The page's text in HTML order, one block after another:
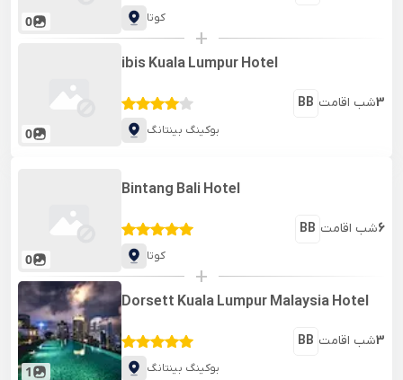
0 کوتا
+
0
ibis Kuala Lumpur Hotel
BB شب اقامت3
بوکینگ بینتانگ
0
Bintang Bali Hotel
BB شب اقامت6
کوتا
+
1
Dorsett Kuala Lumpur Malaysia Hotel
BB شب اقامت3
بوکینگ بینتانگ